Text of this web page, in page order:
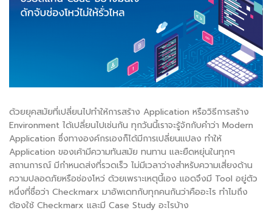
ด้วยยุคสมัยที่เปลี่ยนไปทำให้การสร้าง Application หรือวิธีการสร้าง
Environment ได้เปลี่ยนไปเช่นกัน ทุกวันนี้เราจะรู้จักกับคำว่า Modern
Application ซึ่งทางองค์กรเองก็ได้มีการเปลี่ยนแปลง ทำให้
Application ของเค้ามีความทันสมัย ทนทาน และยืดหยุ่นในทุกๆ
สถานการณ์ มีกำหนดส่งที่รวดเร็ว ไม่มีเวลาว่างสำหรับความเสี่ยงด้าน
ความปลอดภัยหรือช่องโหว่ ด้วยเพราะเหตุนี้เอง แอดจึงมี Tool อยู่ตัว
หนึ่งที่ชื่อว่า Checkmarx มาอัพเดทกับทุกคนกันว่าคืออะไร ทำไมถึง
ต้องใช้ Checkmarx และมี Case Study อะไรบ้าง